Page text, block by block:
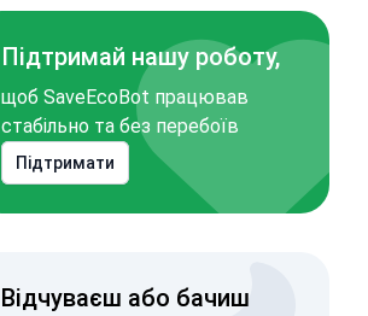
Підтримай нашу роботу,
щоб SaveEcoBot працював
стабільно та без перебоїв
Підтримати
Відчуваєш або бачиш